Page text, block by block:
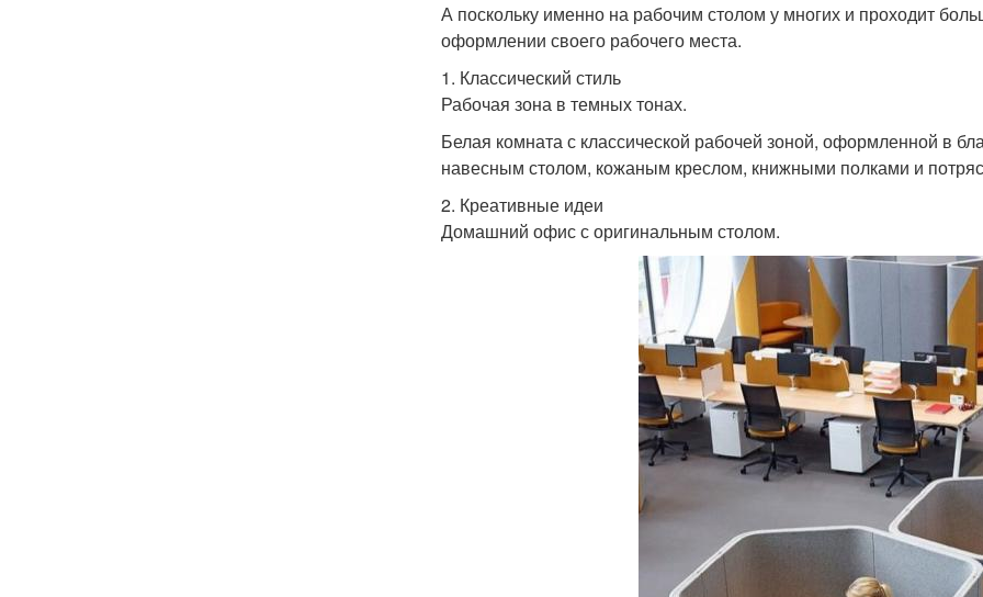
А поскольку именно на рабочим столом у многих и проходит
оформлении своего рабочего места.
1. Классический стиль
Рабочая зона в темных тонах.
Белая комната с классической рабочей зоной, оформленной в
навесным столом, кожаным креслом, книжными полками и
2. Креативные идеи
Домашний офис с оригинальным столом.